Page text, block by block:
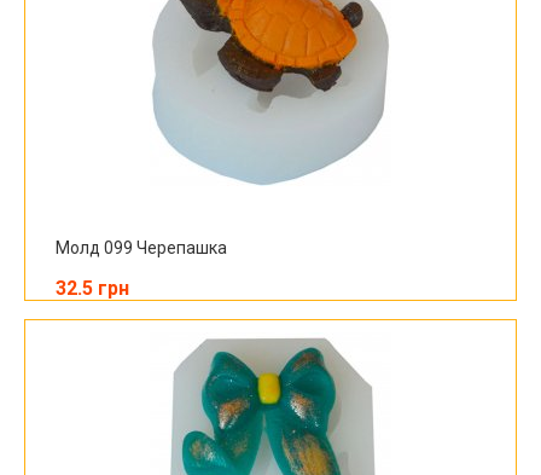
Молд 099 Черепашка
32.5 грн